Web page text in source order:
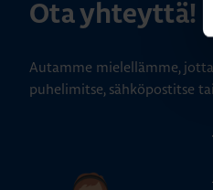
Ota yhteyttä!
Autamme mielellämme,
puhelimitse, sähköpostitse